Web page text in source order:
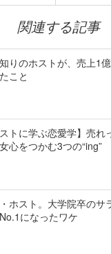
関連する記事
りのホストが、売上1
こと
ストに学ぶ恋愛学】売
心をつかむ3つの“ing”
ホスト。大学院卒のサ
になったワケ